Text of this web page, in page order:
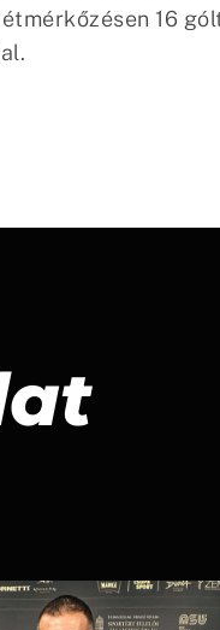
16